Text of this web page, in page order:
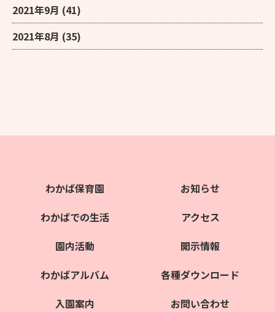
2021年9月 (41)
2021年8月 (35)
わかば保育園
わかばでの生活
園内活動
わかばアルバム
入園案内
お知らせ
アクセス
開示情報
各種ダウンロード
お問い合わせ